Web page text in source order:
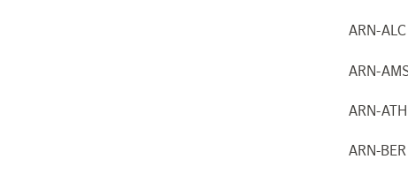
ARN-
ARN-
ARN-
ARN-